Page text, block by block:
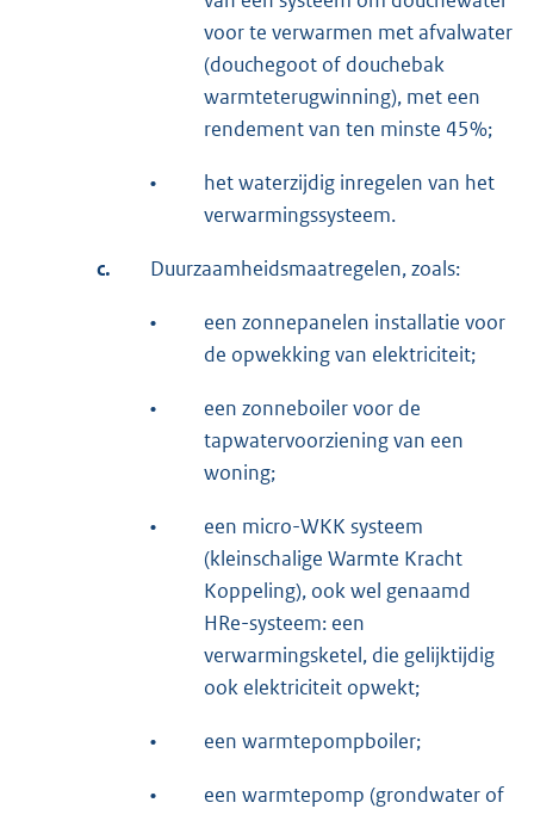
voor te verwarmen met afvalwater
(douchegoot of douchebak
warmteterugwinning), met een
rendement van ten minste 45%;
•
het waterzijdig inregelen van het
verwarmingssysteem.
c. Duurzaamheidsmaatregelen, zoals:
•
een zonnepanelen installatie voor
de opwekking van elektriciteit;
•
een zonneboiler voor de
tapwatervoorziening van een
woning;
•
een micro-WKK systeem
(kleinschalige Warmte Kracht
Koppeling), ook wel genaamd
HRe-systeem: een
verwarmingsketel, die gelijktijdig
ook elektriciteit opwekt;
• een warmtepompboiler;
•
een warmtepomp (grondwater of